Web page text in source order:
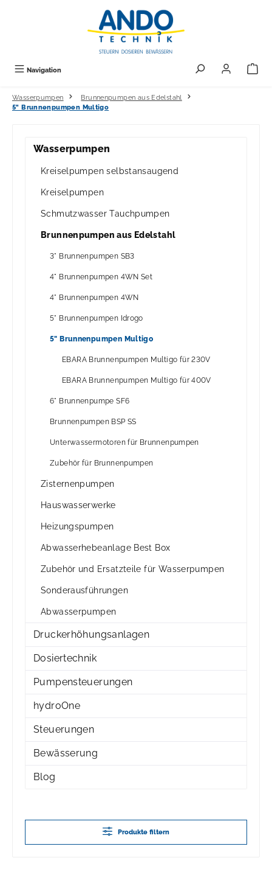
Navigation
Wasserpumpen
Brunnenpumpen aus Edelstahl
5" Brunnenpumpen Multigo
Wasserpumpen
Kreiselpumpen selbstansaugend
Kreiselpumpen
Schmutzwasser Tauchpumpen
Brunnenpumpen aus Edelstahl
3" Brunnenpumpen SB3
4" Brunnenpumpen 4WN Set
4" Brunnenpumpen 4WN
5" Brunnenpumpen Idrogo
5" Brunnenpumpen Multigo
EBARA Brunnenpumpen Multigo für 230V
EBARA Brunnenpumpen Multigo für 400V
6" Brunnenpumpe SF6
Brunnenpumpen BSP SS
Unterwassermotoren für Brunnenpumpen
Zubehör für Brunnenpumpen
Zisternenpumpen
Hauswasserwerke
Heizungspumpen
Abwasserhebeanlage Best Box
Zubehör und Ersatzteile für Wasserpumpen
Sonderausführungen
Abwasserpumpen
Druckerhöhungsanlagen
Dosiertechnik
Pumpensteuerungen
hydroOne
Steuerungen
Bewässerung
Blog
Produkte filtern